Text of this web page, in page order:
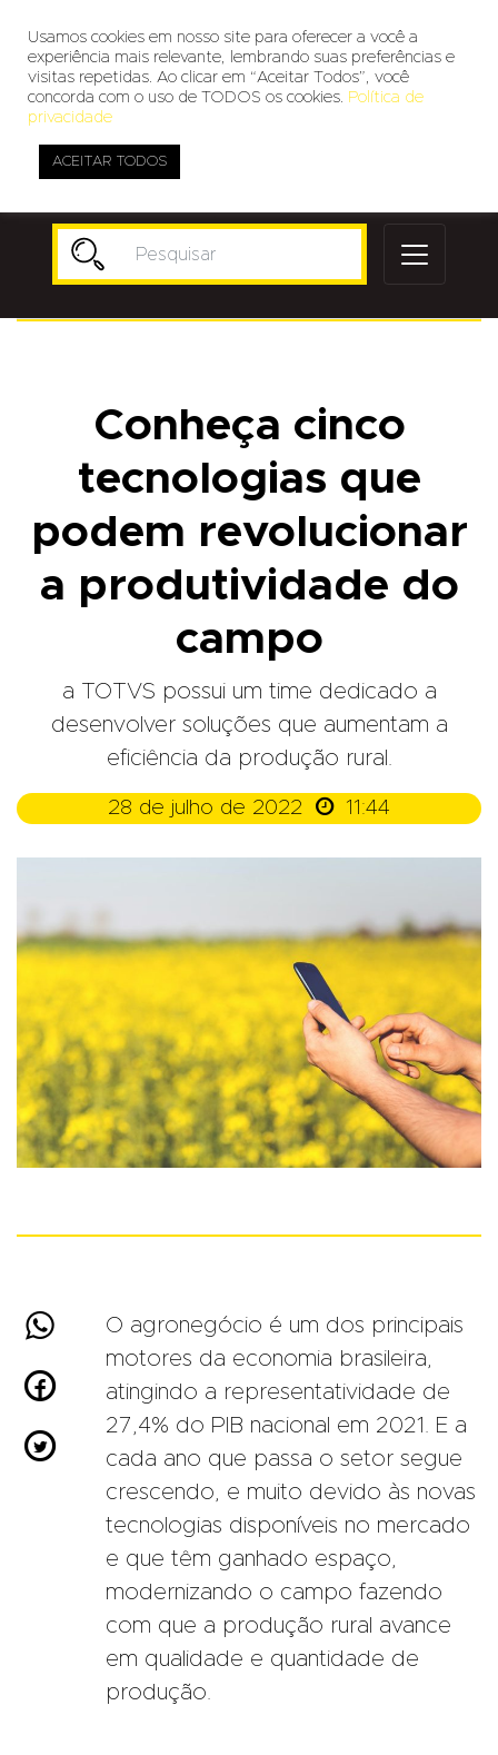
Conheça cinco
tecnologias que
podem revolucionar
a produtividade do
campo
a TOTVS possui um time dedicado a
desenvolver soluções que aumentam a
eficiência da produção rural.
28 de julho de 2022  11:44



O agronegócio é um dos principais
motores da economia brasileira,
atingindo a representatividade de
27,4% do PIB nacional em 2021. E a
cada ano que passa o setor segue
crescendo, e muito devido às novas
tecnologias disponíveis no mercado
e que têm ganhado espaço,
modernizando o campo fazendo
com que a produção rural avance
em qualidade e quantidade de
produção.
Usamos cookies em nosso site para oferecer a você a
experiência mais relevante, lembrando suas preferências e
visitas repetidas. Ao clicar em “Aceitar Todos”, você
concorda com o uso de TODOS os cookies. Política de
privacidade
ACEITAR TODOS